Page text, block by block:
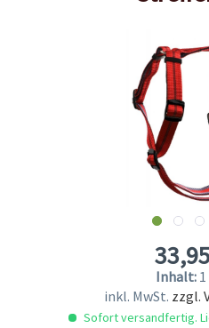
Inhalt:
inkl. MwSt. zzgl.
Sofort versandfertig.